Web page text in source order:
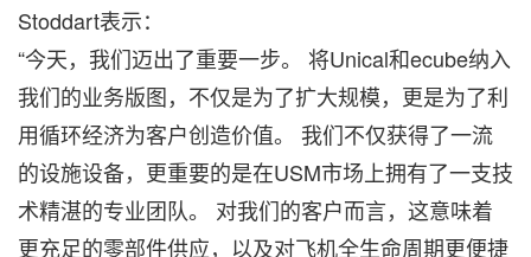
Stoddart表示：
“今天，我们迈出了重要一步。 将Unical和ecube纳入
我们的业务版图，不仅是为了扩大规模，更是为了利
用循环经济为客户创造价值。 我们不仅获得了一流
的设施设备，更重要的是在USM市场上拥有了一支技
术精湛的专业团队。 对我们的客户而言，这意味着
更充足的零部件供应，以及对飞机全生命周期更便捷